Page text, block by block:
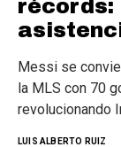
récords:
Messi se
la MLS con 70
revolucionando
LUIS ALBERTO RUIZ